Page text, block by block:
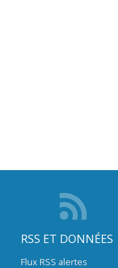
RSS ET DONNÉES
Flux RSS alertes